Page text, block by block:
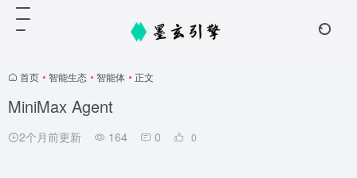
首页 • 智能生态 • 智能体 • 正文
MiniMax Agent
2个月前更新 164 0 0